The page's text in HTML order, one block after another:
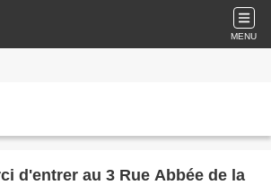
MENU
d'entrer au 3 Rue Abbée de la